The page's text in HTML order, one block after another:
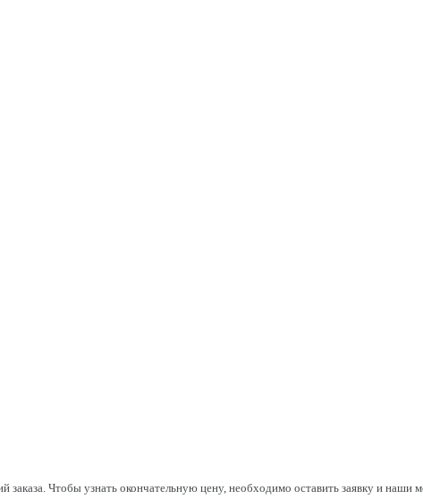
заказа. Чтобы узнать окончательную цену, необходимо оставить заявку и наши